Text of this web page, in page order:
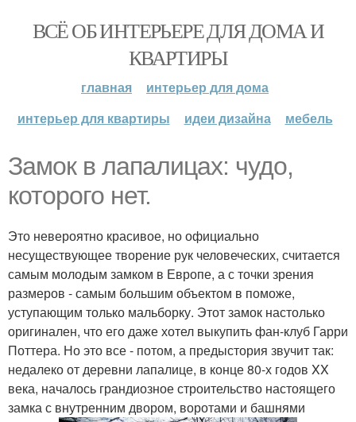
ВСЁ ОБ ИНТЕРЬЕРЕ ДЛЯ ДОМА И
КВАРТИРЫ
главная
интерьер для дома
интерьер для квартиры
идеи дизайна мебель
Замок в лапалицах: чудо,
которого нет.
Это невероятно красивое, но официально
несуществующее творение рук человеческих, считается
самым молодым замком в Европе, а с точки зрения
размеров - самым большим объектом в поможе,
уступающим только мальборку. Этот замок настолько
оригинален, что его даже хотел выкупить фан-клуб Гарри
Поттера. Но это все - потом, а предыстория звучит так:
недалеко от деревни лапалице, в конце 80-х годов XX
века, началось грандиозное строительство настоящего
замка с внутренним двором, воротами и башнями